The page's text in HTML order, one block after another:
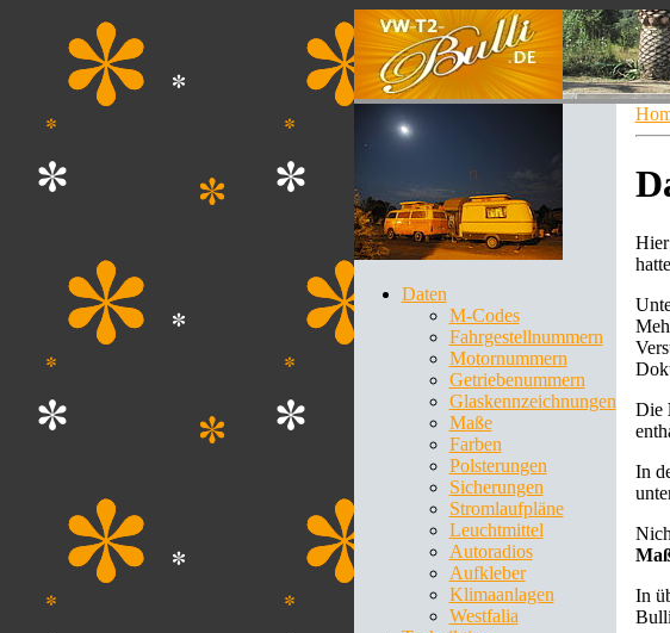
Daten
M-Codes
Fahrgestellnummern
Motornummern
Getriebenummern
Glaskennzeichnungen
Maße
Farben
Polsterungen
Sicherungen
Stromlaufpläne
Leuchtmittel
Autoradios
Aufkleber
Klimaanlagen
Westfalia
Hier
Die
In
In